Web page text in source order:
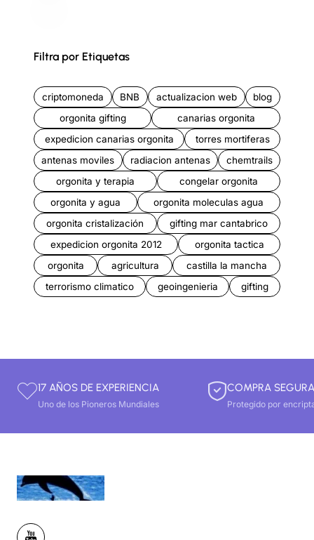
Filtra por Etiquetas
criptomoneda BNB actualizacion web
blog
orgonita gifting
canarias orgonita
expedicion canarias orgonita
torres mortiferas
antenas moviles
radiacion antenas
chemtrails
orgonita y terapia
congelar orgonita
orgonita y agua
orgonita moleculas agua
orgonita cristalización
gifting mar cantabrico
expedicion orgonita 2012
orgonita tactica
orgonita
agricultura
castilla la mancha
terrorismo climatico
geoingenieria gifting
17 AÑOS DE EXPERIENCIA
Uno de los Pioneros Mundiales
COMPRA SEGURA
Protegido por